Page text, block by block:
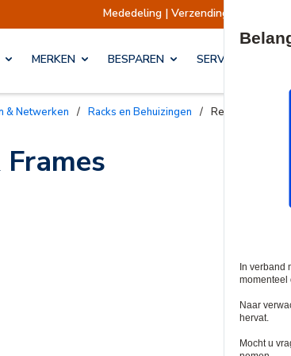
Mededeling | Verzendingen
MERKEN BESPAREN SERVICES &
& Netwerken / Racks en Behuizingen / Rekkasten &